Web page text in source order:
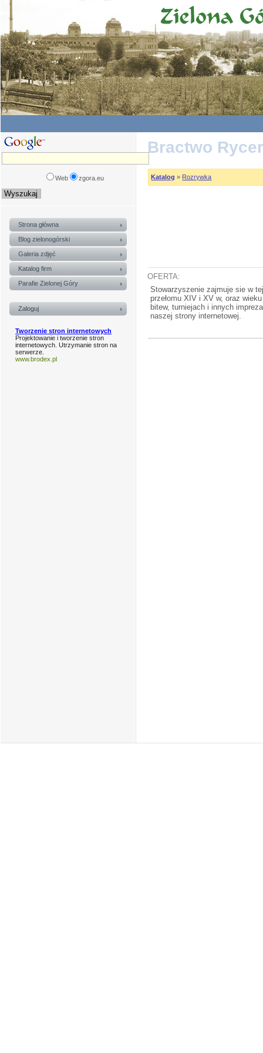
Bractwo
Katalog » Rozrywka
OFERTA:
Stowarzyszenie zajmuje sie w
przełomu XIV i XV w, oraz
bitew, turniejach i innych
naszej strony internetowej.
Web zgora.eu
Strona główna
Blog zielonogórski
Galeria zdjęć
Katalog firm
Parafie Zielonej Góry
Zaloguj
Tworzenie stron internetowych
Projektowanie i tworzenie stron
internetowych. Utrzymanie stron na
serwerze.
www.brodex.pl